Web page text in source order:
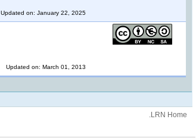
Updated on: January 22, 2025
Updated on: March 01, 2013
.LRN Home